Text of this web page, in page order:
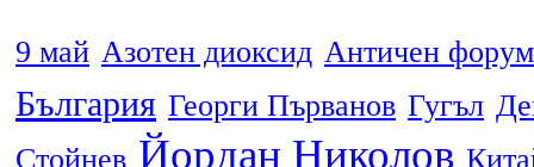
9 май Азотен диоксид Античен форум
България Георги Първанов Гугъл
Стойнев Йордан Николов